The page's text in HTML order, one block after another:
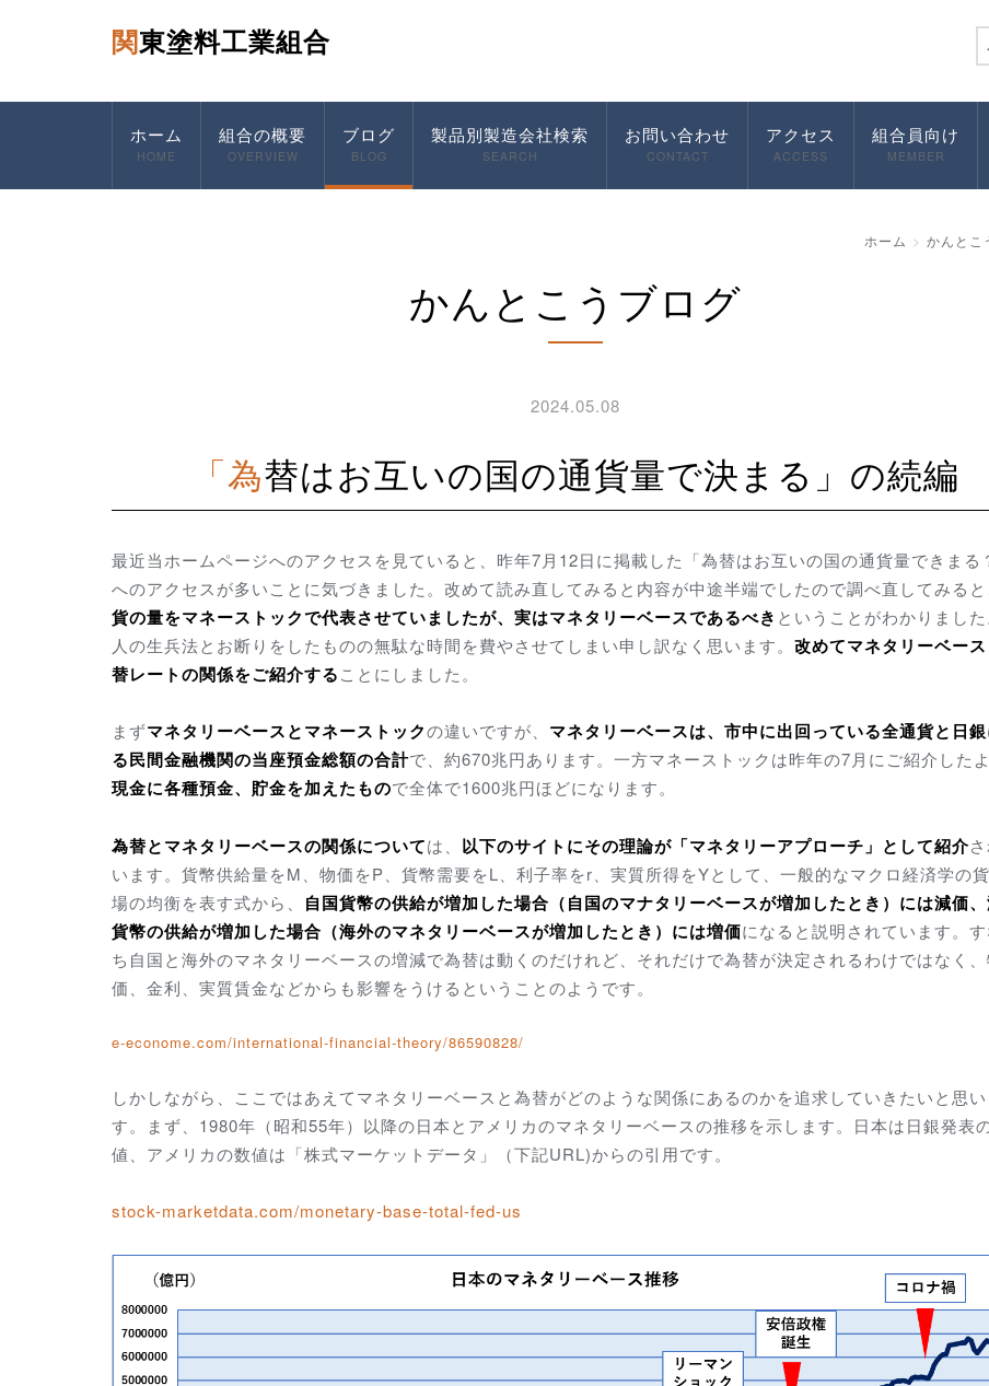
関東塗料工業組合
ホーム
HOME
組合の概要
OVERVIEW
ブログ
BLOG
製品別製造会社検索
SEARCH
お問い合わせ
CONTACT
アクセス
ACCESS
組合員向け
MEMBER
ホーム かんとこ
かんとこうブログ
2024.05.08
「為替はお互いの国の通貨量で決まる」の続編
最近当ホームページへのアクセスを見ていると、昨年7月12日に掲載した「為替はお互いの国の通貨量できまる
へのアクセスが多いことに気づきました。改めて読み直してみると内容が中途半端でしたので調べ直してみると
貨の量をマネーストックで代表させていましたが、実はマネタリーベースであるべき ということがわかりまし
人の生兵法とお断りをしたものの無駄な時間を費やさせてしまい申し訳なく思います。 改めてマネタリーベー
替レートの関係をご紹介することにしました。
まずマネタリーベースとマネーストックの違いですが、 マネタリーベースは、市中に出回っている全通貨と日
る民間金融機関の当座預金総額の合計で、約670兆円あります。一方マネーストックは昨年の7月にご紹介した
現金に各種預金、貯金を加えたもので全体で1600兆円ほどになります。
為替とマネタリーベースの関係については、 以下のサイトにその理論が「マネタリーアプローチ」として紹介
います。 貨幣供給量をM、 物価をP、貨幣需要をL、利子率をr、実質所得をYとして、 一般的なマクロ経済学の
場の均衡を表す式から、 自国貨幣の供給が増加した場合（自国のマナタリーベースが増加したとき）には減価
貨幣の供給が増加した場合（海外のマネタリーベースが増加したとき）には増価になると説明されています。
ち自国と海外のマネタリーベースの増減で為替は動くのだけれど、それだけで為替が決定されるわけではなく、
価、金利、実質賃金などからも影響をうけるということのようです。
e-econome.com/international-financial-theory/86590828/
しかしながら、ここではあえてマネタリーベースと為替がどのような関係にあるのかを追求していきたいと思い
す。まず、1980年（昭和55年）以降の日本とアメリカのマネタリーベースの推移を示します。日本は日銀発表
値、アメリカの数値は「株式マーケットデータ」（下記URL)からの引用です。
stock-marketdata.com/monetary-base-total-fed-us